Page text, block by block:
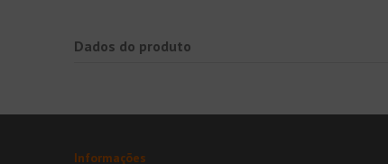
Dados do produto
Informações